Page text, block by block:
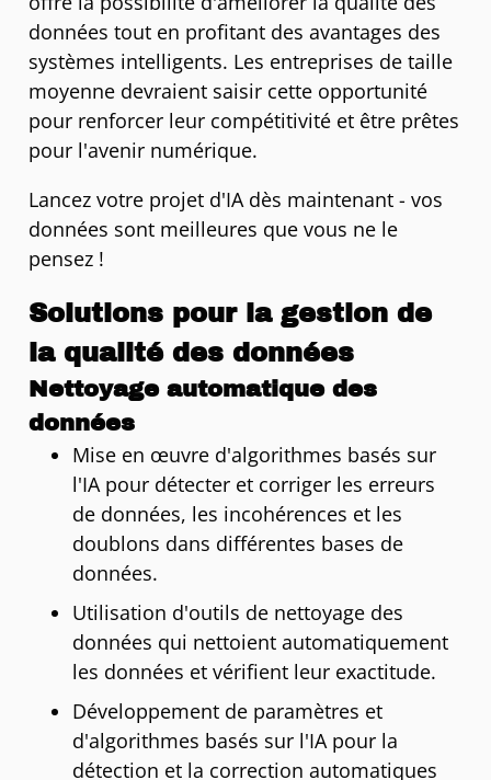
données tout en profitant des avantages des
systèmes intelligents. Les entreprises de taille
moyenne devraient saisir cette opportunité
pour renforcer leur compétitivité et être prêtes
pour l'avenir numérique.
Lancez votre projet d'IA dès maintenant - vos
données sont meilleures que vous ne le
pensez !
Solutions pour la gestion de
la qualité des données
Nettoyage automatique des
données
Mise en œuvre d'algorithmes basés sur
l'IA pour détecter et corriger les erreurs
de données, les incohérences et les
doublons dans différentes bases de
données.
Utilisation d'outils de nettoyage des
données qui nettoient automatiquement
les données et vérifient leur exactitude.
Développement de paramètres et
d'algorithmes basés sur l'IA pour la
détection et la correction automatiques